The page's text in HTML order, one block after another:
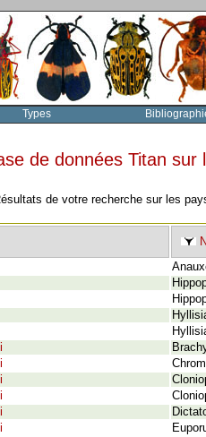
Types
de données Titan
de votre recherche sur les